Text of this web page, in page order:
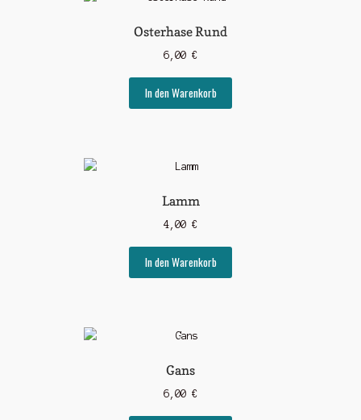
Osterhase Rund
6,00 €
In den Warenkorb
Lamm
4,00 €
In den Warenkorb
Gans
6,00 €